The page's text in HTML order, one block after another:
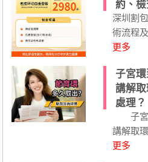
約、
深圳割
術流程
更多
子宮
講解
處理？
子宮
講解取
更多